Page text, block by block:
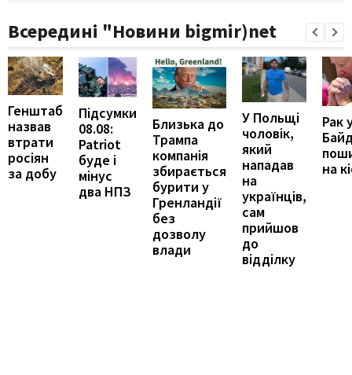
Всередині "Новини bigmir)net
Генштаб
назвав
втрати
росіян
за добу
Підсумки
08.08:
Patriot
буде і
мінус
два НПЗ
Близька до
Трампа
компанія
збирається
бурити у
Гренландії
без
дозволу
влади
У Польщі
чоловік,
який
нападав
на
українців,
сам
прийшов
до
відділку
Рак
на